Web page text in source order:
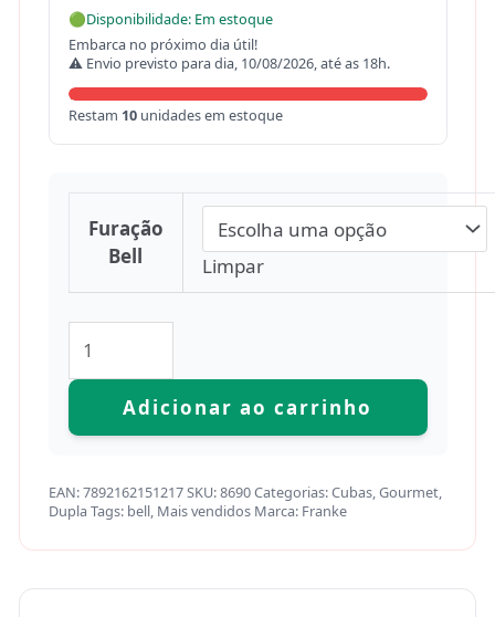
🟢Disponibilidade: Em estoque
Embarca no próximo dia útil!
⚠ Envio previsto para dia, 10/08/2026, até as 18h.
Restam 10unidades em estoque
Furação
Bell
Limpar
Adicionar ao carrinho
EAN:7892162151217SKU:8690Categorias:Cubas,Gourmet,
Dupla Tags: bell, Mais vendidos Marca: Franke